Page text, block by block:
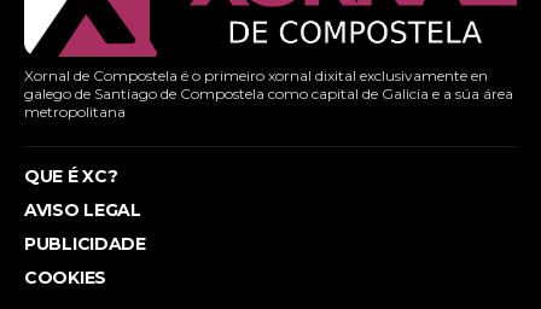
Xornal de Compostela é o primeiro xornal dixital exclusivamente en
galego de Santiago de Compostela como capital de Galicia e a súa área
metropolitana
QUE É XC?
AVISO LEGAL
PUBLICIDADE
COOKIES